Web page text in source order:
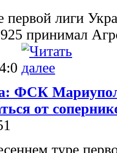
первой лиги
принимал
ФСК
от
туре